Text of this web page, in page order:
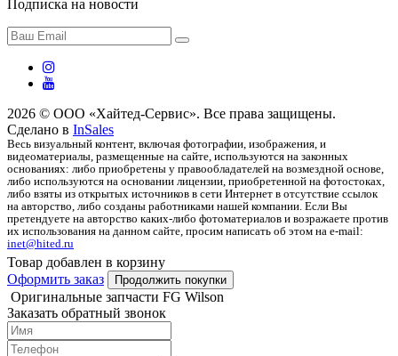
Подписка на новости
2026 © ООО «Хайтед-Сервис». Все права защищены.
Сделано в InSales
Весь визуальный контент, включая фотографии, изображения, и
видеоматериалы, размещенные на сайте, используются на законных
основаниях: либо приобретены у правообладателей на возмездной основе,
либо используются на основании лицензии, приобретенной на фотостоках,
либо взяты из открытых источников в сети Интернет в отсутствие ссылок
на авторство, либо созданы работниками нашей компании. Если Вы
претендуете на авторство каких-либо фотоматериалов и возражаете против
их использования на данном сайте, просим написать об этом на e-mail:
inet@hited.ru
Товар добавлен в корзину
Оформить заказ
Продолжить покупки
Оригинальные запчасти FG Wilson
Заказать обратный звонок